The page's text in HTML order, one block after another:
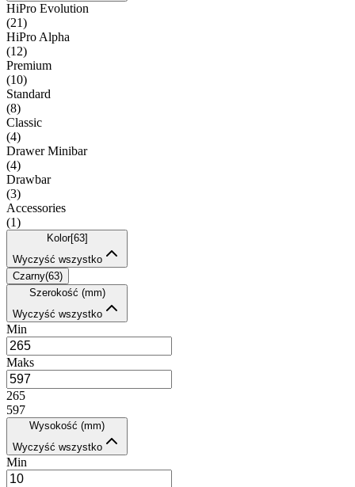
HiPro Evolution
(21)
HiPro Alpha
(12)
Premium
(10)
Standard
(8)
Classic
(4)
Drawer Minibar
(4)
Drawbar
(3)
Accessories
(1)
Kolor[63]
Wyczyść wszystko
Czarny(63)
Szerokość (mm)
Wyczyść wszystko
Min
Maks
265
597
Wysokość (mm)
Wyczyść wszystko
Min